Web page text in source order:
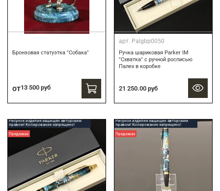
Бронзовая статуэтка "Собака"
от13 500 руб
арт. Palgbp0050
Ручка шариковая Parker IM
"Схватка" с ручной росписью
Палех в коробке
21 250.00 руб
Рисунок изделия защищен авторским
правом! Копирование запрещено!
Предзаказ
Рисунок изделия защищен авторским
правом! Копирование запрещено!
Предзаказ